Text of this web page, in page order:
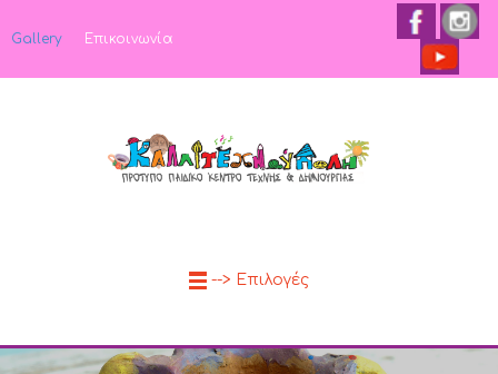
Gallery Επικοινωνία
--> Επιλογές